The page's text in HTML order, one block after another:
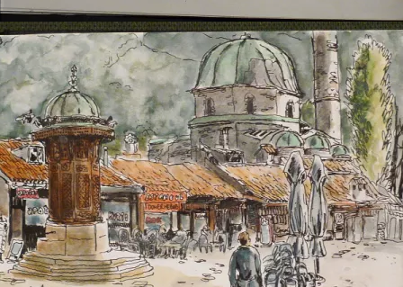
auto-stop en bosnie 2